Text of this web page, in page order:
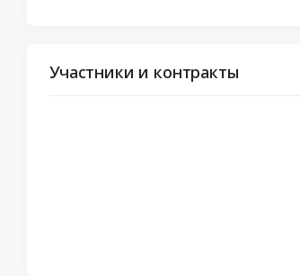
Участники и контракты